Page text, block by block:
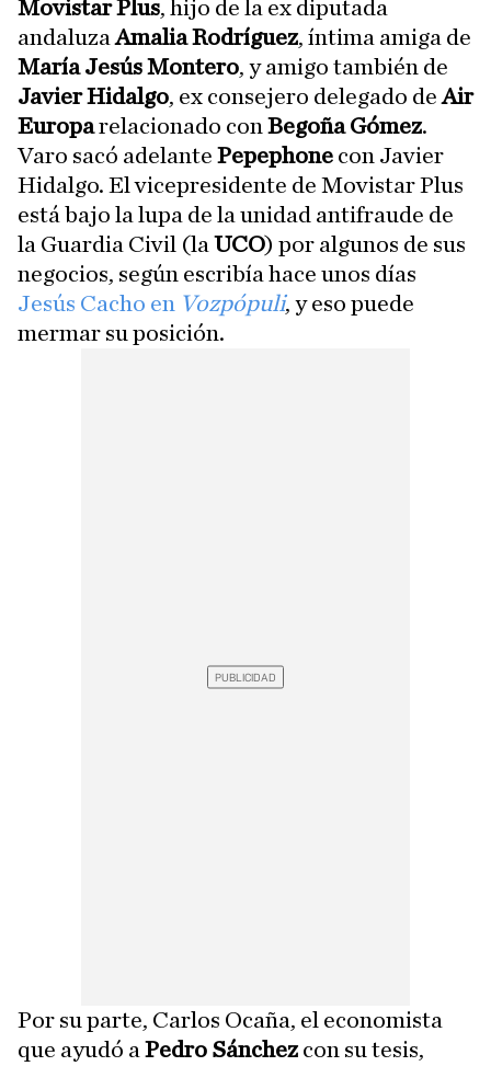
Movistar Plus, hijo de la ex diputada
andaluzaAmalia Rodríguez, íntima amiga de
María Jesús Montero, y amigo también de
Javier Hidalgo, ex consejero delegado deAir
Europarelacionado con Begoña Gómez.
Varo sacó adelante Pepephone con Javier
Hidalgo. El vicepresidente de Movistar Plus
está bajo la lupa de la unidad antifraude de
la Guardia Civil (la UCO) por algunos de sus
negocios, según escribía hace unos días
Jesús Cacho en Vozpópuli, y eso puede
mermar su posición.
Por su parte, Carlos Ocaña, el economista
que ayudó a Pedro Sánchezcon su tesis,